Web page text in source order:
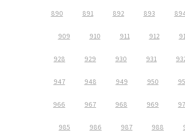
890 891 892 893
909 910 911 912
928 929 930 931
947 948 949 950
966 967 968 969
985 986 987 988